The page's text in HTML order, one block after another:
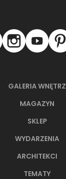
GALERIA WNĘTRZ
MAGAZYN
SKLEP
WYDARZENIA
ARCHITEKCI
TEMATY